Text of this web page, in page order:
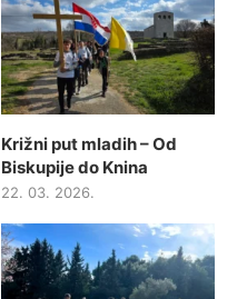
Križni put mladih – Od
Biskupije do Knina
22. 03. 2026.